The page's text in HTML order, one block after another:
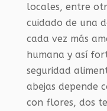
locales, entre
cuidado de una
cada vez más
humana y así
seguridad
abejas depende
con flores, dos